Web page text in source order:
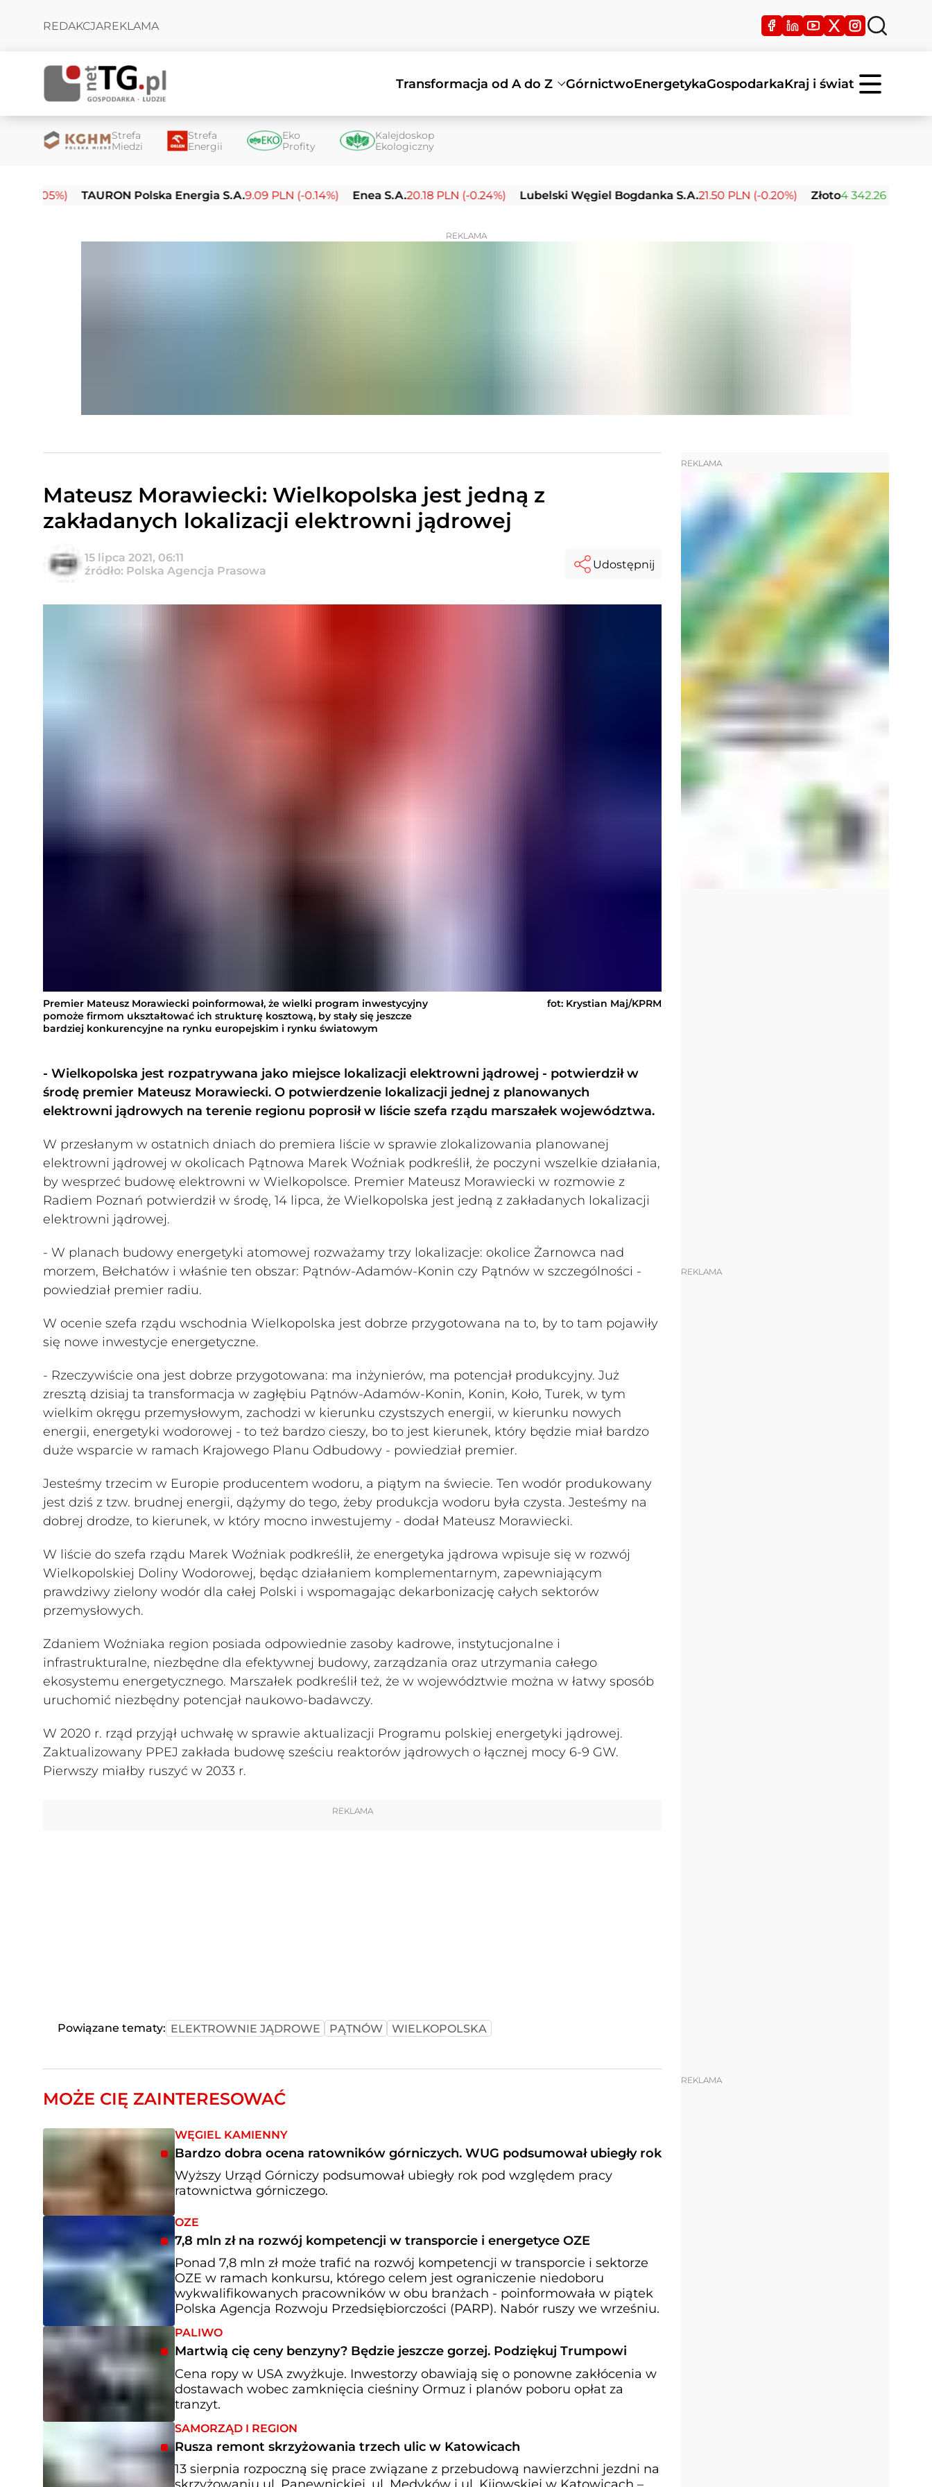
REDAKCJAREKLAMA
Transformacja od A do Z GórnictwoEnergetykaGospodarkaKraj i świat
Strefa
Miedzi
Strefa
Energii
Eko
Profity
Kalejdoskop
Ekologiczny
TAURON Polska Energia S.A.9.09 PLN (-0.14%) Enea S.A.20.18 PLN (-0.24%) Lubelski Węgiel Bogdanka S.A.21.50 PLN (-0.20%) Złoto4 342.26 USD (0.00%)
REKLAMA
Mateusz Morawiecki: Wielkopolska jest jedną z
zakładanych lokalizacji elektrowni jądrowej
15 lipca 2021, 06:11
źródło: Polska Agencja Prasowa
Udostępnij
Premier Mateusz Morawiecki poinformował, że wielki program inwestycyjny
pomoże firmom ukształtować ich strukturę kosztową, by stały się jeszcze
bardziej konkurencyjne na rynku europejskim i rynku światowym
fot: Krystian Maj/KPRM
- Wielkopolska jest rozpatrywana jako miejsce lokalizacji elektrowni jądrowej - potwierdził w
środę premier Mateusz Morawiecki. O potwierdzenie lokalizacji jednej z planowanych
elektrowni jądrowych na terenie regionu poprosił w liście szefa rządu marszałek województwa.
W przesłanym w ostatnich dniach do premiera liście w sprawie zlokalizowania planowanej
elektrowni jądrowej w okolicach Pątnowa Marek Woźniak podkreślił, że poczyni wszelkie działania,
by wesprzeć budowę elektrowni w Wielkopolsce. Premier Mateusz Morawiecki w rozmowie z
Radiem Poznań potwierdził w środę, 14 lipca, że Wielkopolska jest jedną z zakładanych lokalizacji
elektrowni jądrowej.
- W planach budowy energetyki atomowej rozważamy trzy lokalizacje: okolice Żarnowca nad
morzem, Bełchatów i właśnie ten obszar: Pątnów-Adamów-Konin czy Pątnów w szczególności -
powiedział premier radiu.
W ocenie szefa rządu wschodnia Wielkopolska jest dobrze przygotowana na to, by to tam pojawiły
się nowe inwestycje energetyczne.
- Rzeczywiście ona jest dobrze przygotowana: ma inżynierów, ma potencjał produkcyjny. Już
zresztą dzisiaj ta transformacja w zagłębiu Pątnów-Adamów-Konin, Konin, Koło, Turek, w tym
wielkim okręgu przemysłowym, zachodzi w kierunku czystszych energii, w kierunku nowych
energii, energetyki wodorowej - to też bardzo cieszy, bo to jest kierunek, który będzie miał bardzo
duże wsparcie w ramach Krajowego Planu Odbudowy - powiedział premier.
Jesteśmy trzecim w Europie producentem wodoru, a piątym na świecie. Ten wodór produkowany
jest dziś z tzw. brudnej energii, dążymy do tego, żeby produkcja wodoru była czysta. Jesteśmy na
dobrej drodze, to kierunek, w który mocno inwestujemy - dodał Mateusz Morawiecki.
W liście do szefa rządu Marek Woźniak podkreślił, że energetyka jądrowa wpisuje się w rozwój
Wielkopolskiej Doliny Wodorowej, będąc działaniem komplementarnym, zapewniającym
prawdziwy zielony wodór dla całej Polski i wspomagając dekarbonizację całych sektorów
przemysłowych.
Zdaniem Woźniaka region posiada odpowiednie zasoby kadrowe, instytucjonalne i
infrastrukturalne, niezbędne dla efektywnej budowy, zarządzania oraz utrzymania całego
ekosystemu energetycznego. Marszałek podkreślił też, że w województwie można w łatwy sposób
uruchomić niezbędny potencjał naukowo-badawczy.
W 2020 r. rząd przyjął uchwałę w sprawie aktualizacji Programu polskiej energetyki jądrowej.
Zaktualizowany PPEJ zakłada budowę sześciu reaktorów jądrowych o łącznej mocy 6-9 GW.
Pierwszy miałby ruszyć w 2033 r.
REKLAMA
Powiązane tematy: ELEKTROWNIE JĄDROWE PĄTNÓW WIELKOPOLSKA
REKLAMA
REKLAMA
MOŻE CIĘ ZAINTERESOWAĆ
WĘGIEL KAMIENNY
Bardzo dobra ocena ratowników górniczych. WUG podsumował ubiegły rok
Wyższy Urząd Górniczy podsumował ubiegły rok pod względem pracy
ratownictwa górniczego.
OZE
7,8 mln zł na rozwój kompetencji w transporcie i energetyce OZE
Ponad 7,8 mln zł może trafić na rozwój kompetencji w transporcie i sektorze
OZE w ramach konkursu, którego celem jest ograniczenie niedoboru
wykwalifikowanych pracowników w obu branżach - poinformowała w piątek
Polska Agencja Rozwoju Przedsiębiorczości (PARP). Nabór ruszy we wrześniu.
PALIWO
Martwią cię ceny benzyny? Będzie jeszcze gorzej. Podziękuj Trumpowi
Cena ropy w USA zwyżkuje. Inwestorzy obawiają się o ponowne zakłócenia w
dostawach wobec zamknięcia cieśniny Ormuz i planów poboru opłat za
tranzyt.
SAMORZĄD I REGION
Rusza remont skrzyżowania trzech ulic w Katowicach
13 sierpnia rozpoczną się prace związane z przebudową nawierzchni jezdni na
REKLAMA